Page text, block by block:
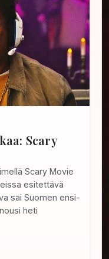
Scary
Scary Movie
esitettävä
sai Suomen ensi-
heti